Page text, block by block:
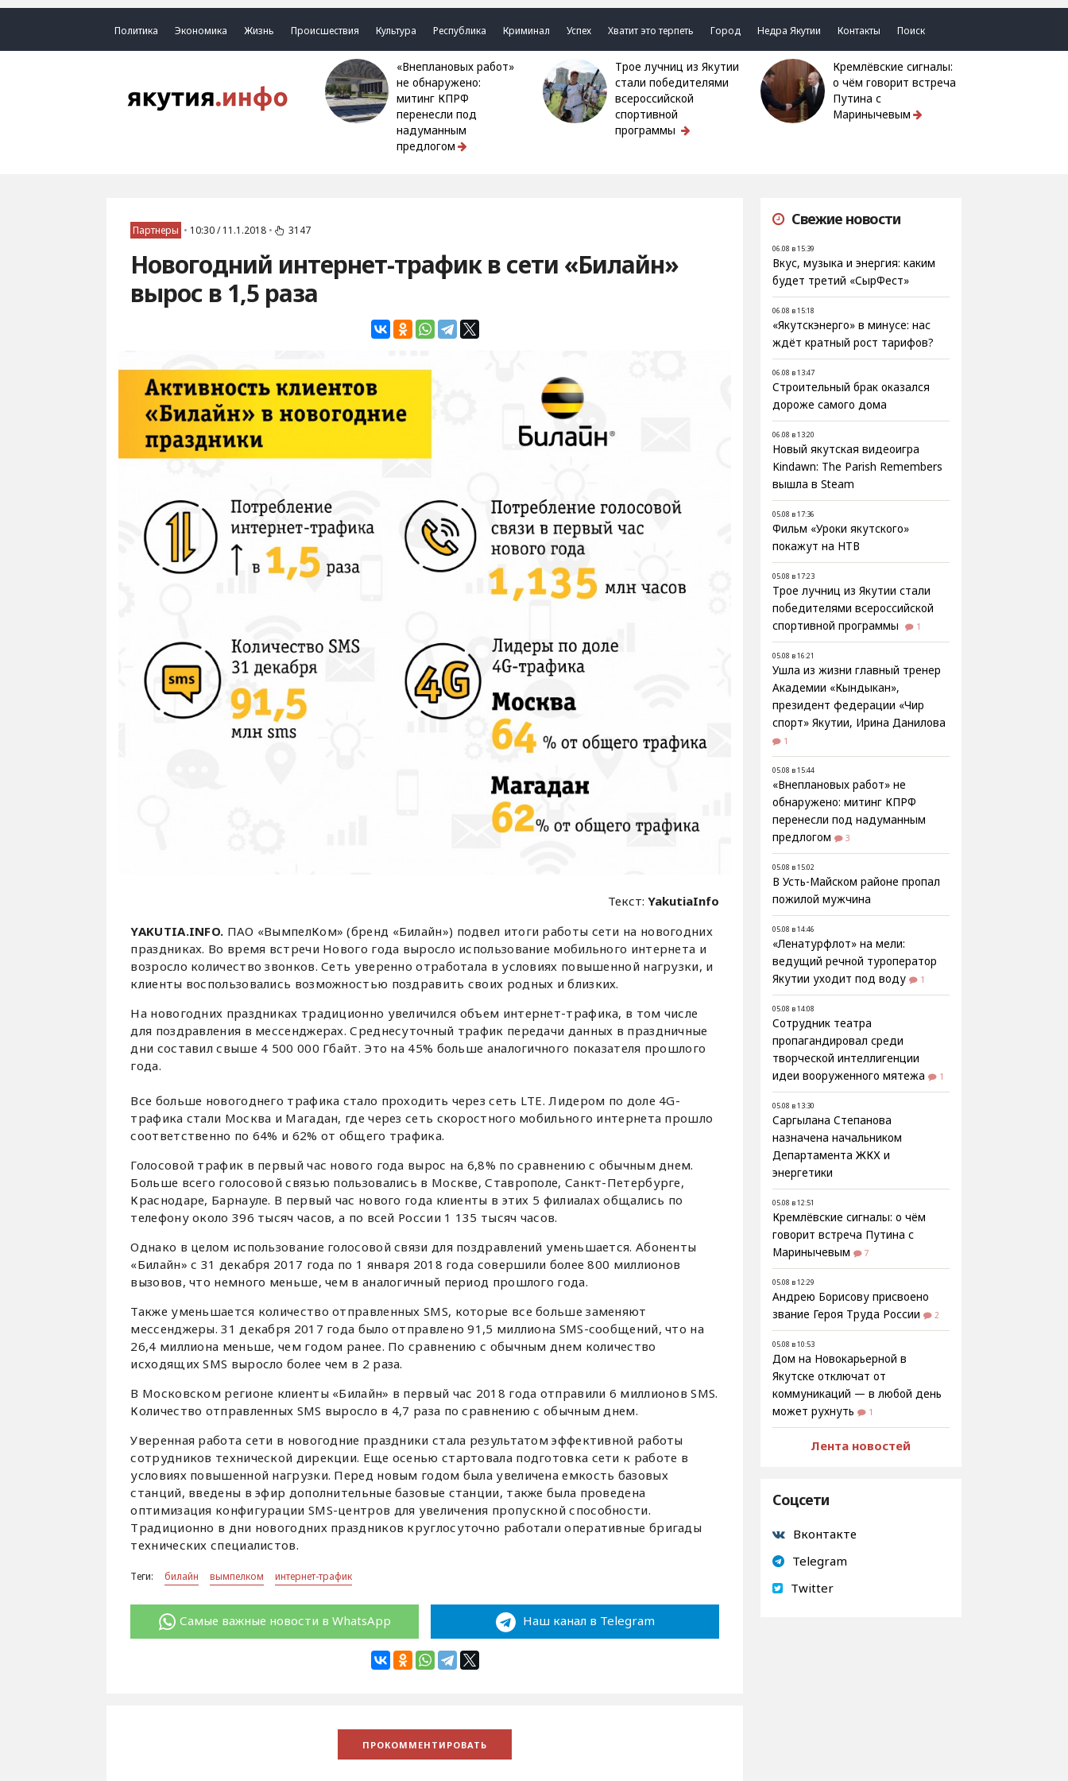
Политика Экономика Жизнь Происшествия Культура Республика Криминал Успех Хватит это терпеть Город Недра Якутии Контакты Поиск
«Внеплановых работ»
не обнаружено:
митинг КПРФ
перенесли под
надуманным
предлогом
Трое лучниц из Якутии
стали победителями
всероссийской
спортивной
программы
Кремлёвские сигналы:
о чём говорит встреча
Путина с
Маринычевым
Партнеры • 10:30 / 11.1.2018 • 3147
Новогодний интернет-трафик в сети «Билайн»
вырос в 1,5 раза
Текст:YakutiaInfo
YAKUTIA.INFO. ПАО «ВымпелКом» (бренд «Билайн») подвел итоги работы сети на новогодних
праздниках. Во время встречи Нового года выросло использование мобильного интернета и
возросло количество звонков. Сеть уверенно отработала в условиях повышенной нагрузки, и
клиенты воспользовались возможностью поздравить своих родных и близких.
На новогодних праздниках традиционно увеличился объем интернет-трафика, в том числе
для поздравления в мессенджерах. Среднесуточный трафик передачи данных в праздничные
дни составил свыше 4 500 000 Гбайт. Это на 45% больше аналогичного показателя прошлого
года.
Все больше новогоднего трафика стало проходить через сеть LTE. Лидером по доле 4G-
трафика стали Москва и Магадан, где через сеть скоростного мобильного интернета прошло
соответственно по 64% и 62% от общего трафика.
Голосовой трафик в первый час нового года вырос на 6,8% по сравнению с обычным днем.
Больше всего голосовой связью пользовались в Москве, Ставрополе, Санкт-Петербурге,
Краснодаре, Барнауле. В первый час нового года клиенты в этих 5 филиалах общались по
телефону около 396 тысяч часов, а по всей России 1 135 тысяч часов.
Однако в целом использование голосовой связи для поздравлений уменьшается. Абоненты
«Билайн» с 31 декабря 2017 года по 1 января 2018 года совершили более 800 миллионов
вызовов, что немного меньше, чем в аналогичный период прошлого года.
Также уменьшается количество отправленных SMS, которые все больше заменяют
мессенджеры. 31 декабря 2017 года было отправлено 91,5 миллиона SMS-сообщений, что на
26,4 миллиона меньше, чем годом ранее. По сравнению с обычным днем количество
исходящих SMS выросло более чем в 2 раза.
В Московском регионе клиенты «Билайн» в первый час 2018 года отправили 6 миллионов SMS.
Количество отправленных SMS выросло в 4,7 раза по сравнению с обычным днем.
Уверенная работа сети в новогодние праздники стала результатом эффективной работы
сотрудников технической дирекции. Еще осенью стартовала подготовка сети к работе в
условиях повышенной нагрузки. Перед новым годом была увеличена емкость базовых
станций, введены в эфир дополнительные базовые станции, также была проведена
оптимизация конфигурации SMS-центров для увеличения пропускной способности.
Традиционно в дни новогодних праздников круглосуточно работали оперативные бригады
технических специалистов.
Теги: билайн вымпелком интернет-трафик
Самые важные новости в WhatsApp Наш канал в Telegram
Свежие новости
06.08 в 15:39
Вкус, музыка и энергия: каким
будет третий «СырФест»
06.08 в 15:18
«Якутскэнерго» в минусе: нас
ждёт кратный рост тарифов?
06.08 в 13:47
Строительный брак оказался
дороже самого дома
06.08 в 13:20
Новый якутская видеоигра
Kindawn: The Parish Remembers
вышла в Steam
05.08 в 17:36
Фильм «Уроки якутского»
покажут на НТВ
05.08 в 17:23
Трое лучниц из Якутии стали
победителями всероссийской
спортивной программы
1
05.08 в 16:21
Ушла из жизни главный тренер
Академии «Кындыкан»,
президент федерации «Чир
спорт» Якутии, Ирина Данилова
1
05.08 в 15:44
«Внеплановых работ» не
обнаружено: митинг КПРФ
перенесли под надуманным
предлогом
3
05.08 в 15:02
В Усть-Майском районе пропал
пожилой мужчина
05.08 в 14:46
«Ленатурфлот» на мели:
ведущий речной туроператор
Якутии уходит под воду
1
05.08 в 14:08
Сотрудник театра
пропагандировал среди
творческой интеллигенции
идеи вооруженного мятежа
1
05.08 в 13:30
Саргылана Степанова
назначена начальником
Департамента ЖКХ и
энергетики
05.08 в 12:51
Кремлёвские сигналы: о чём
говорит встреча Путина с
Маринычевым
7
05.08 в 12:29
Андрею Борисову присвоено
звание Героя Труда России
2
05.08 в 10:53
Дом на Новокарьерной в
Якутске отключат от
коммуникаций — в любой день
может рухнуть
1
Лента новостей
Соцсети
Вконтакте
Telegram
Twitter